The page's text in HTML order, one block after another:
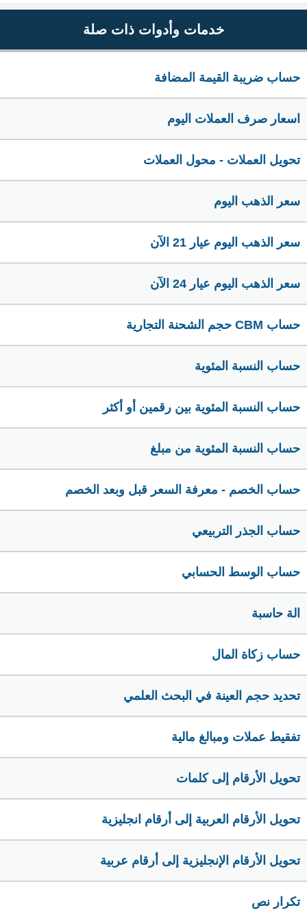
خدمات وأدوات ذات صلة
حساب ضريبة القيمة المضافة
اسعار صرف العملات اليوم
تحويل العملات - محول العملات
سعر الذهب اليوم
سعر الذهب اليوم عيار 21 الآن
سعر الذهب اليوم عيار 24 الآن
حساب CBM حجم الشحنة التجارية
حساب النسبة المئوية
حساب النسبة المئوية بين رقمين أو أكثر
حساب النسبة المئوية من مبلغ
حساب الخصم - معرفة السعر قبل وبعد الخصم
حساب الجذر التربيعي
حساب الوسط الحسابي
الة حاسبة
حساب زكاة المال
تحديد حجم العينة في البحث العلمي
تفقيط عملات ومبالغ مالية
تحويل الأرقام إلى كلمات
تحويل الأرقام العربية إلى أرقام انجليزية
تحويل الأرقام الإنجليزية إلى أرقام عربية
تكرار نص